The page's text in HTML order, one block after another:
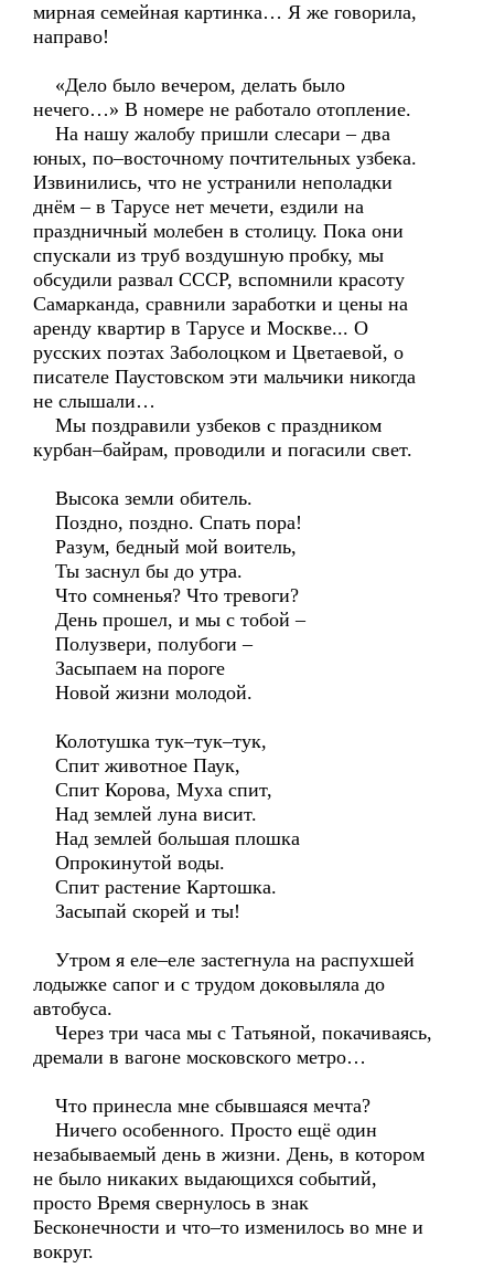
мирная семейная картинка… Я же говорила,
направо!
«Дело было вечером, делать было
нечего…» В номере не работало отопление.
На нашу жалобу пришли слесари – два
юных, по–восточному почтительных узбека.
Извинились, что не устранили неполадки
днём – в Тарусе нет мечети, ездили на
праздничный молебен в столицу. Пока они
спускали из труб воздушную пробку, мы
обсудили развал СССР, вспомнили красоту
Самарканда, сравнили заработки и цены на
аренду квартир в Тарусе и Москве... О
русских поэтах Заболоцком и Цветаевой, о
писателе Паустовском эти мальчики никогда
не слышали…
Мы поздравили узбеков с праздником
курбан–байрам, проводили и погасили свет.
Высока земли обитель.
Поздно, поздно. Спать пора!
Разум, бедный мой воитель,
Ты заснул бы до утра.
Что сомненья? Что тревоги?
День прошел, и мы с тобой –
Полузвери, полубоги –
Засыпаем на пороге
Новой жизни молодой.
Колотушка тук–тук–тук,
Спит животное Паук,
Спит Корова, Муха спит,
Над землей луна висит.
Над землей большая плошка
Опрокинутой воды.
Спит растение Картошка.
Засыпай скорей и ты!
Утром я еле–еле застегнула на распухшей
лодыжке сапог и с трудом доковыляла до
автобуса.
Через три часа мы с Татьяной, покачиваясь,
дремали в вагоне московского метро…
Что принесла мне сбывшаяся мечта?
Ничего особенного. Просто ещё один
незабываемый день в жизни. День, в котором
не было никаких выдающихся событий,
просто Время свернулось в знак
Бесконечности и что–то изменилось во мне и
вокруг.